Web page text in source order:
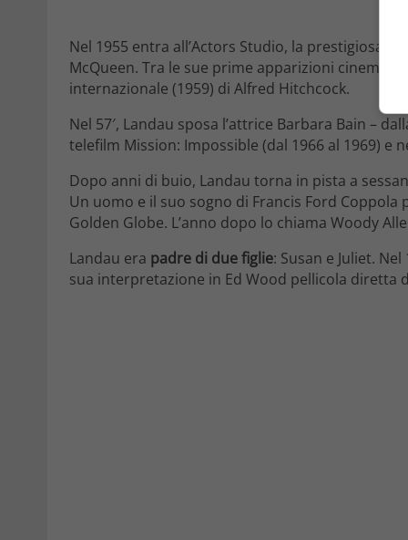
Nel 1955 entra all’Actors Studio, la prestigiosa
McQueen. Tra le sue prime apparizioni
internazionale (1959) di Alfred Hitchcock.
Nel 57′, Landau sposa l’attrice Barbara Bain –
telefilm Mission: Impossible (dal 1966 al 1969) e
Dopo anni di buio, Landau torna in pista a
Un uomo e il suo sogno di Francis Ford
Golden Globe. L’anno dopo lo chiama Woody
Landau era padre di due figlie: Susan e Juliet.
sua interpretazione in Ed Wood pellicola diretta